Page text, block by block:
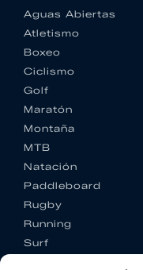
Aguas Abiertas
Atletismo
Boxeo
Ciclismo
Golf
Maratón
Montaña
MTB
Natación
Paddleboard
Rugby
Running
Surf